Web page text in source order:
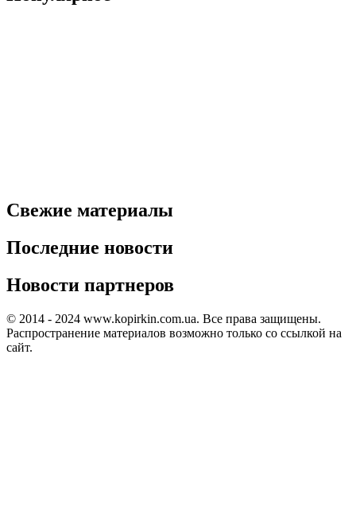
Свежие материалы
Последние новости
Новости партнеров
© 2014 - 2024 www.kopirkin.com.ua. Все права защищены.
Распространение материалов возможно только со ссылкой на
сайт.